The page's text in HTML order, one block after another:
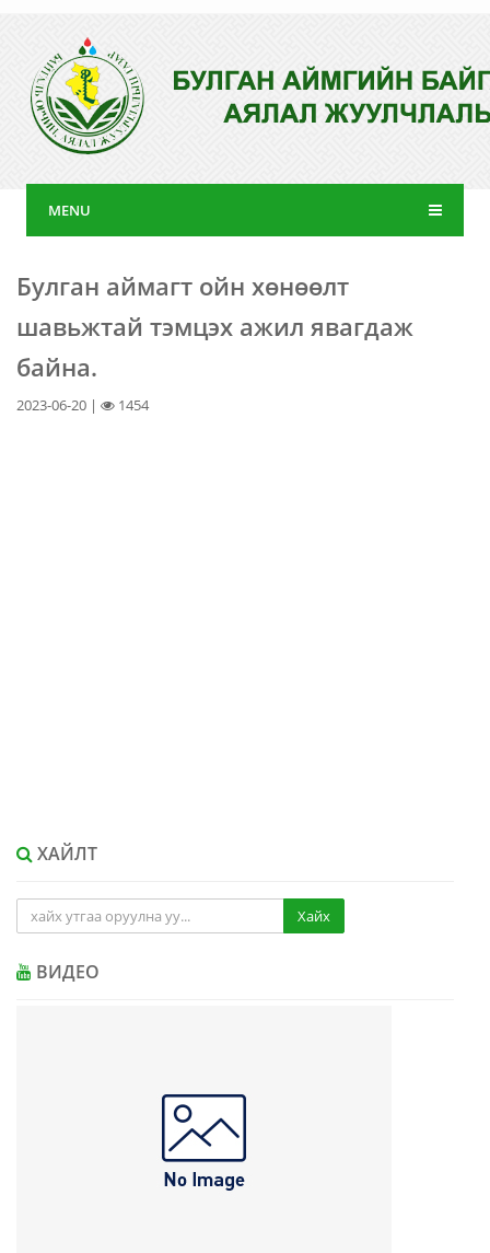
MENU
Булган аймагт ойн хөнөөлт
шавьжтай тэмцэх ажил явагдаж
байна.
2023-06-20 | 1454
ХАЙЛТ
Хайх
ВИДЕО